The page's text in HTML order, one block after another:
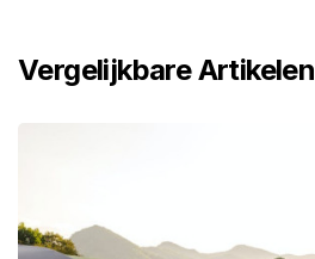
Vergelijkbare Artikelen